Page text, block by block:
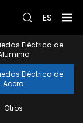
ES
Eléctrica de
Eléctrica de
Acero
Otros